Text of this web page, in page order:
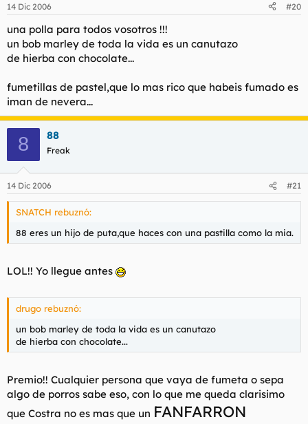
14 Dic 2006 #20
una polla para todos vosotros !!!
un bob marley de toda la vida es un canutazo
de hierba con chocolate...
fumetillas de pastel,que lo mas rico que habeis fumado es
iman de nevera...
8 88
Freak
14 Dic 2006 #21
SNATCH rebuznó:
88 eres un hijo de puta,que haces con una pastilla como la mia.
LOL!! Yo llegue antes
drugo rebuznó:
un bob marley de toda la vida es un canutazo
de hierba con chocolate...
Premio!! Cualquier persona que vaya de fumeta o sepa
algo de porros sabe eso, con lo que me queda clarisimo
que Costra no es mas que un FANFARRON